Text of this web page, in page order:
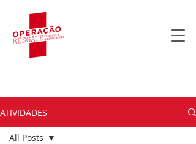
ATIVIDADES
All Posts